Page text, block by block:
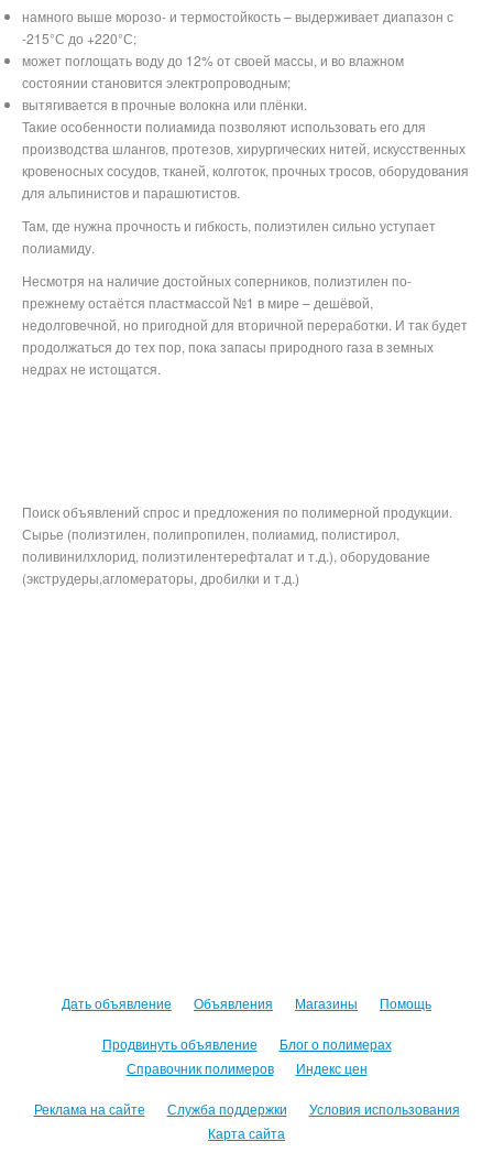
намного выше морозо- и термостойкость – выдерживает диапазон с
-215°С до +220°С;
может поглощать воду до 12% от своей массы, и во влажном
состоянии становится электропроводным;
вытягивается в прочные волокна или плёнки.
Такие особенности полиамида позволяют использовать его для
производства шлангов, протезов, хирургических нитей, искусственных
кровеносных сосудов, тканей, колготок, прочных тросов, оборудования
для альпинистов и парашютистов.
Там, где нужна прочность и гибкость, полиэтилен сильно уступает
полиамиду.
Несмотря на наличие достойных соперников, полиэтилен по-
прежнему остаётся пластмассой №1 в мире – дешёвой,
недолговечной, но пригодной для вторичной переработки. И так будет
продолжаться до тех пор, пока запасы природного газа в земных
недрах не истощатся.
Поиск объявлений спрос и предложения по полимерной продукции.
Сырье (полиэтилен, полипропилен, полиамид, полистирол,
поливинилхлорид, полиэтилентерефталат и т.д.), оборудование
(экструдеры,агломераторы, дробилки и т.д.)
Дать объявление Объявления Магазины Помощь
Продвинуть объявление
Блог о полимерах
Справочник полимеров
Индекс цен
Реклама на сайте Служба поддержки
Условия использования
Карта сайта